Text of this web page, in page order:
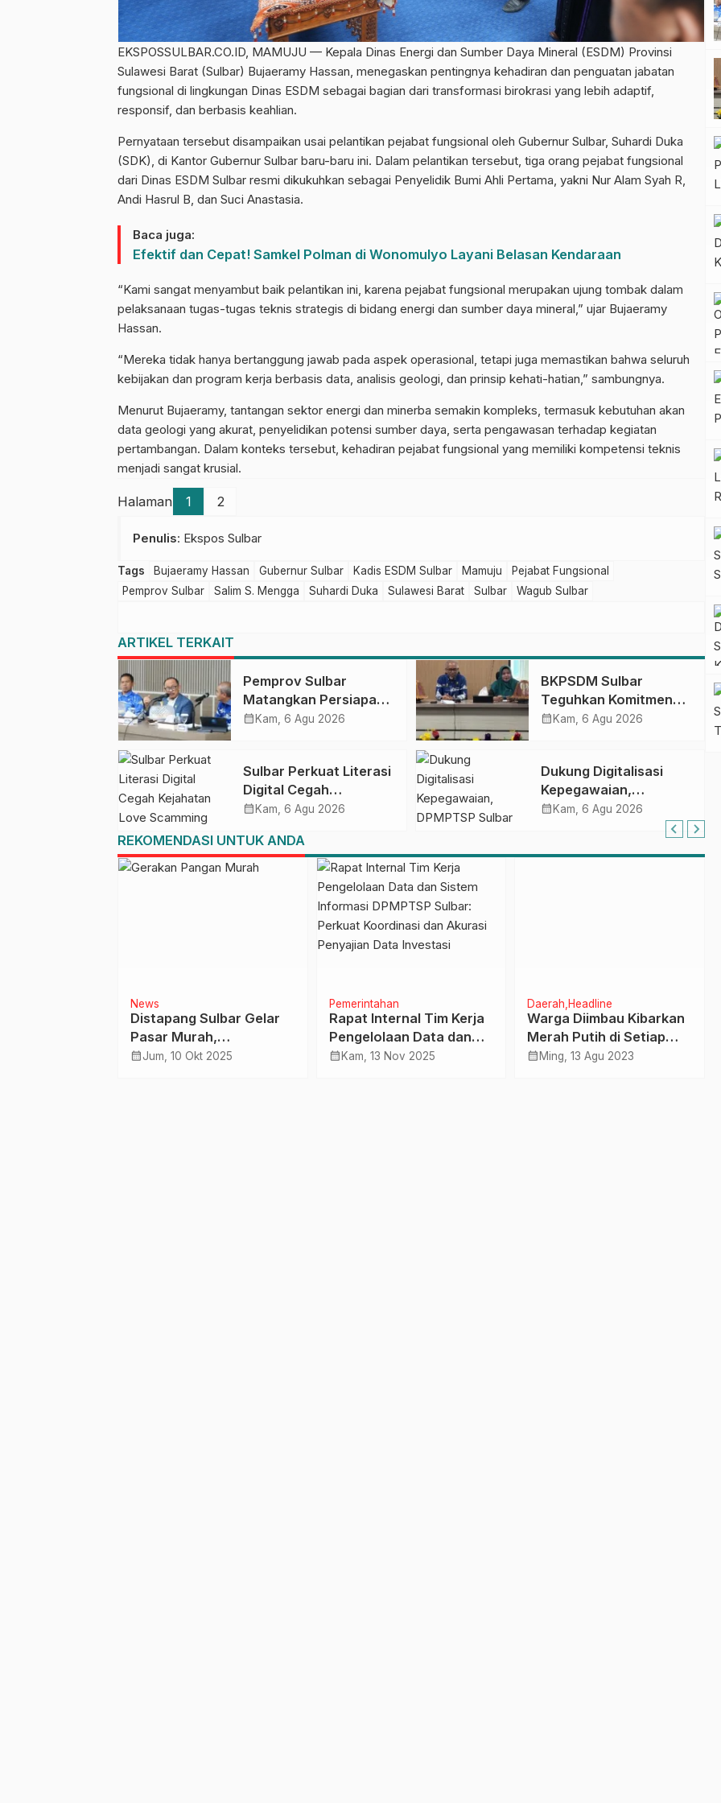
EKSPOSSULBAR.CO.ID, MAMUJU — Kepala Dinas Energi dan Sumber Daya Mineral (ESDM) Provinsi
Sulawesi Barat (Sulbar) Bujaeramy Hassan, menegaskan pentingnya kehadiran dan penguatan jabatan
fungsional di lingkungan Dinas ESDM sebagai bagian dari transformasi birokrasi yang lebih adaptif,
responsif, dan berbasis keahlian.
Pernyataan tersebut disampaikan usai pelantikan pejabat fungsional oleh Gubernur Sulbar, Suhardi Duka
(SDK), di Kantor Gubernur Sulbar baru-baru ini. Dalam pelantikan tersebut, tiga orang pejabat fungsional
dari Dinas ESDM Sulbar resmi dikukuhkan sebagai Penyelidik Bumi Ahli Pertama, yakni Nur Alam Syah R,
Andi Hasrul B, dan Suci Anastasia.
Baca juga:
Efektif dan Cepat! Samkel Polman di Wonomulyo Layani Belasan Kendaraan
“Kami sangat menyambut baik pelantikan ini, karena pejabat fungsional merupakan ujung tombak dalam
pelaksanaan tugas-tugas teknis strategis di bidang energi dan sumber daya mineral,” ujar Bujaeramy
Hassan.
“Mereka tidak hanya bertanggung jawab pada aspek operasional, tetapi juga memastikan bahwa seluruh
kebijakan dan program kerja berbasis data, analisis geologi, dan prinsip kehati-hatian,” sambungnya.
Menurut Bujaeramy, tantangan sektor energi dan minerba semakin kompleks, termasuk kebutuhan akan
data geologi yang akurat, penyelidikan potensi sumber daya, serta pengawasan terhadap kegiatan
pertambangan. Dalam konteks tersebut, kehadiran pejabat fungsional yang memiliki kompetensi teknis
menjadi sangat krusial.
Halaman 1 2
Penulis: Ekspos Sulbar
Tags Bujaeramy Hassan Gubernur Sulbar Kadis ESDM Sulbar Mamuju
Pejabat Fungsional
Pemprov Sulbar
Salim S. Mengga Suhardi Duka Sulawesi Barat Sulbar Wagub Sulbar
ARTIKEL TERKAIT
Pemprov Sulbar
Matangkan Persiapan
HUT Ke-81 RI, Puncak
calendar_month Kam, 6 Agu 2026
BKPSDM Sulbar
Teguhkan Komitmen
Pengembangan
Penandatanganan
Perjanjian Tugas
Belajar 2026
calendar_month Kam, 6 Agu 2026
Sulbar Perkuat Literasi
Digital Cegah
Kejahatan Love
calendar_month Kam, 6 Agu 2026
Dukung Digitalisasi
Kepegawaian,
DPMPTSP Sulbar Siap
calendar_month Kam, 6 Agu 2026
REKOMENDASI UNTUK ANDA
News
Distapang Sulbar Gelar
Pasar Murah,
Masyarakat Antusias
calendar_monthJum, 10 Okt 2025
Pemerintahan
Rapat Internal Tim Kerja
Pengelolaan Data dan
Sistem Informasi
calendar_month Kam, 13 Nov 2025
Daerah Headline
Warga Diimbau Kibarkan
Merah Putih di Setiap
Rumah
calendar_monthMing, 13 Agu 2023